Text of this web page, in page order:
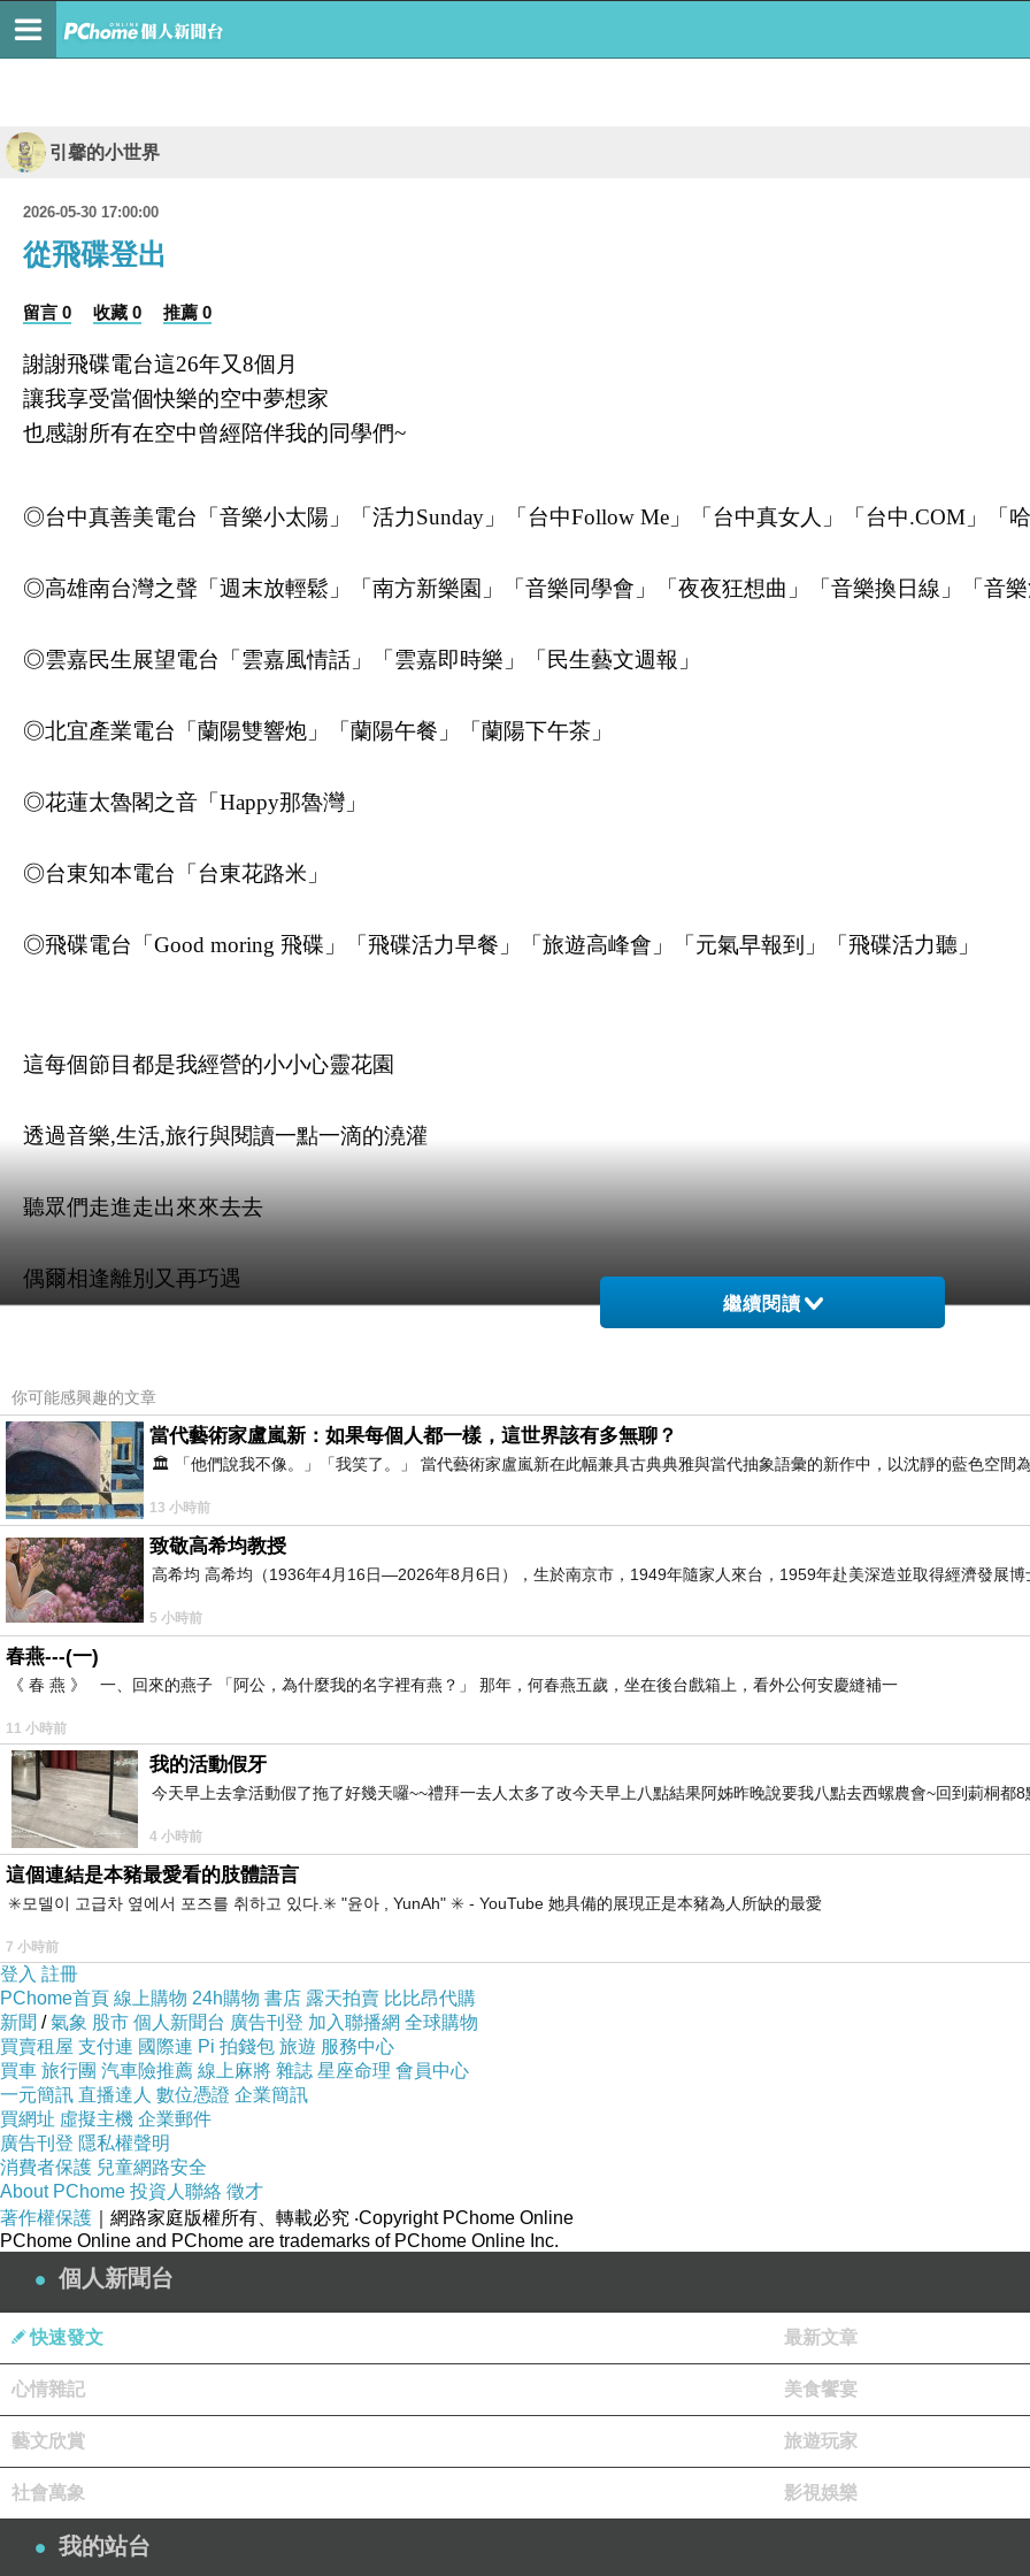
引馨的小世界
2026-05-30 17:00:00
從飛碟登出
留言 0 收藏 0 推薦 0
謝謝飛碟電台這26年又8個月
讓我享受當個快樂的空中夢想家
也感謝所有在空中曾經陪伴我的同學們~
◎台中真善美電台「音樂小太陽」「活力Sunday」「台中Follow Me」「台中真女人」「台中.COM」「哈
◎高雄南台灣之聲「週末放輕鬆」「南方新樂園」「音樂同學會」「夜夜狂想曲」「音樂換日線」「音樂
◎雲嘉民生展望電台「雲嘉風情話」「雲嘉即時樂」「民生藝文週報」
◎北宜產業電台「蘭陽雙響炮」「蘭陽午餐」「蘭陽下午茶」
◎花蓮太魯閣之音「Happy那魯灣」
◎台東知本電台「台東花路米」
◎飛碟電台「Good moring 飛碟」「飛碟活力早餐」「旅遊高峰會」「元氣早報到」「飛碟活力聽」
這每個節目都是我經營的小小心靈花園
透過音樂,生活,旅行與閱讀一點一滴的澆灌
聽眾們走進走出來來去去
偶爾相逢離別又再巧遇
今天懷著感恩之心
在這裡要謝謝蘇來大哥當年領我進飛碟
也要謝謝主管們給我最大的自由
讓我隨心所欲的做節目
能在飛碟度過我目前人生幾近一半的歲月
是我生命中的福氣與幸運
帶著這份豐盈的收穫
登出飛碟
啟程前往未知他方
再次感謝所有素未謀面的同學們
你們都是我生命裡的心靈寶藏
那麼
我們有緣空中再相會~
繼續閱讀
你可能感興趣的文章
當代藝術家盧嵐新：如果每個人都一樣，這世界該有多無聊？
🏛️ 「他們說我不像。」「我笑了。」 當代藝術家盧嵐新在此幅兼具古典典雅與當代抽象語彙的新作中，以沈靜的藍色空間
13 小時前
致敬高希均教授
高希均 高希均（1936年4月16日—2026年8月6日），生於南京市，1949年隨家人來台，1959年赴美深造並取得經濟發展博
5 小時前
春燕---(一)
《 春 燕 》 一、回來的燕子 「阿公，為什麼我的名字裡有燕？」 那年，何春燕五歲，坐在後台戲箱上，看外公何安慶縫補一
11 小時前
我的活動假牙
今天早上去拿活動假了拖了好幾天囉~~禮拜一去人太多了改今天早上八點結果阿姊昨晚說要我八點去西螺農會~回到莿桐都8
4 小時前
這個連結是本豬最愛看的肢體語言
✳️모델이 고급차 옆에서 포즈를 취하고 있다.✳️ "윤아 , YunAh" ✳️ - YouTube 她具備的展現正是本豬為人所缺的最愛
7 小時前
登入 註冊
PChome首頁 線上購物 24h購物 書店 露天拍賣 比比昂代購
新聞 /氣象 股市 個人新聞台 廣告刊登 加入聯播網 全球購物
買賣租屋 支付連 國際連 Pi 拍錢包 旅遊 服務中心
買車 旅行團 汽車險推薦 線上麻將 雜誌 星座命理 會員中心
一元簡訊 直播達人 數位憑證 企業簡訊
買網址 虛擬主機 企業郵件
廣告刊登 隱私權聲明
消費者保護 兒童網路安全
About PChome 投資人聯絡 徵才
著作權保護 ｜網路家庭版權所有、轉載必究 ‧Copyright PChome Online
PChome Online and PChome are trademarks of PChome Online Inc.
個人新聞台
快速發文 最新文章
心情雜記 美食饗宴
藝文欣賞 旅遊玩家
社會萬象 影視娛樂
我的站台